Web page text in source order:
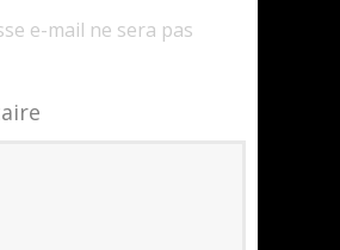
e-mail ne sera pas